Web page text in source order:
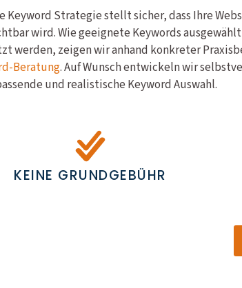
Keyword Strategie stellt sicher, dass Ihre
wird. Wie geeignete Keywords
werden, zeigen wir anhand konkreter
Beratung. Auf Wunsch entwickeln wir
und realistische Keyword Auswahl.
KEINE GRUNDGEBÜHR